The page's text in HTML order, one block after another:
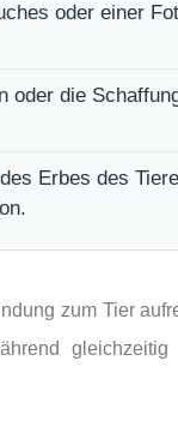
oder einer
oder die
Erbes des
zum Tier